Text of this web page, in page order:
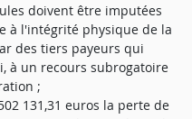
doivent être imputées
à l'intégrité physique de la
des tiers payeurs qui
à un recours subrogatoire
;
131,31 euros la perte de